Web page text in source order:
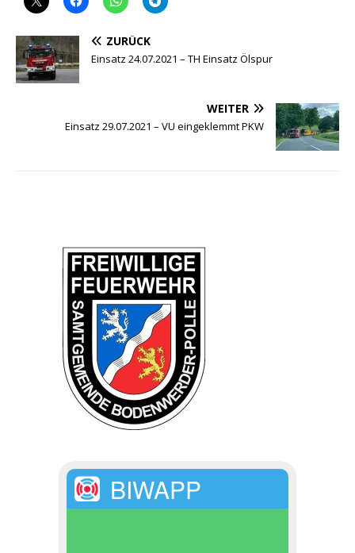
ZURÜCK
Einsatz 24.07.2021 – TH Einsatz Ölspur
WEITER
Einsatz 29.07.2021 – VU eingeklemmt PKW
BIWAPP